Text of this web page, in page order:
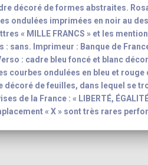
décoré de formes abstraites.
ondulées imprimées en noir au
« MILLE FRANCS » et les
: sans. Imprimeur : Banque de
: cadre bleu foncé et blanc
courbes ondulées en bleu et rouge
de feuilles, dans lequel se
de la France : « LIBERTÉ,
« X » sont très rares